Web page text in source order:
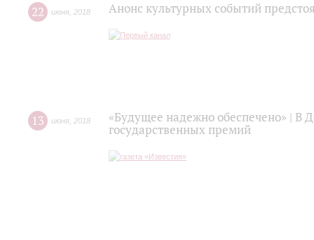
22 июня 2018 Анонс культурных событий
13 июня 2018
«Будущее надежно обеспечено» | В
государственных премий